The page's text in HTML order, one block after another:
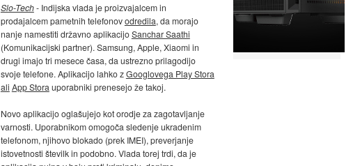
Slo-Tech- Indijska vlada je proizvajalcem in
prodajalcem pametnih telefonovodredila, da morajo
nanje namestiti državno aplikacijoSanchar Saathi
(Komunikacijski partner). Samsung, Apple, Xiaomi in
drugi imajo tri mesece časa, da ustrezno prilagodijo
svoje telefone. Aplikacijo lahko zGooglovega Play Stora
ali App Stora uporabniki prenesejo že takoj.
Novo aplikacijo oglašujejo kot orodje za zagotavljanje
varnosti. Uporabnikom omogoča sledenje ukradenim
telefonom, njihovo blokado (prek IMEI), preverjanje
istovetnosti številk in podobno. Vlada torej trdi, da je